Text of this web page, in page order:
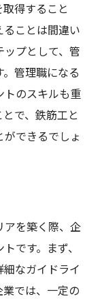
得すること
ことは間違い
プとして、管
管理職になる
トのスキルも重
で、鉄筋工と
できるでしょ
アを築く際、企
です。まず、
なガイドライ
では、一定の